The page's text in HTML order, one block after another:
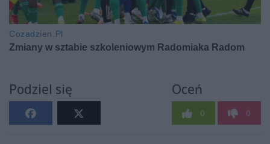
Podziel się Oceń
0 0